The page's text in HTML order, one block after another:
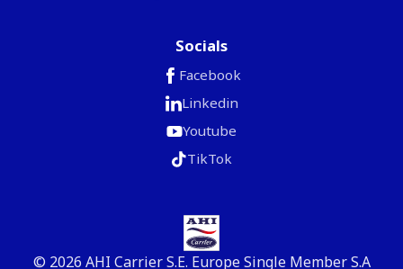
Socials
Facebook
Linkedin
Youtube
TikTok
© 2026 AHI Carrier S.E. Europe Single Member S.A